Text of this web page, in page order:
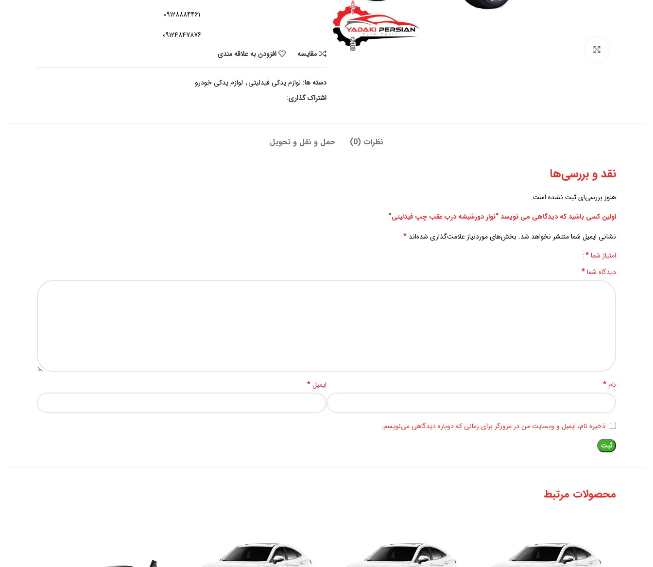
09128884461
09124847876
مقايسه
افزودن به علاقه مندی
دسته ها: لوازم یدکی فیدلیتی, لوازم یدکی خودرو
اشتراک گذاری:
نظرات (0) حمل و نقل و تحویل
نقد و بررسی‌ها
هنوز بررسی‌ای ثبت نشده است.
اولین کسی باشید که دیدگاهی می نویسد “نوار دورشیشه درب عقب چپ فیدلیتی”
نشانی ایمیل شما منتشر نخواهد شد. بخش‌های موردنیاز علامت‌گذاری شده‌اند *
امتیاز شما*
دیدگاه شما*
نام* ایمیل*
ذخیره نام، ایمیل و وبسایت من در مرورگر برای زمانی که دوباره دیدگاهی می‌نویسم.
محصولات مرتبط